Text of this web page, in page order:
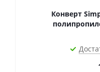
Конверт